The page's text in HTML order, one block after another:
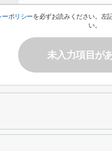
ポリシーを必ずお読みください。左
い。
未入力項目が